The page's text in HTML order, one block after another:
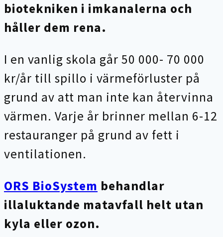
biotekniken i imkanalerna och
håller dem rena.
I en vanlig skola går 50 000- 70 000
kr/år till spillo i värmeförluster på
grund av att man inte kan återvinna
värmen. Varje år brinner mellan 6-12
restauranger på grund av fett i
ventilationen.
ORS BioSystem behandlar
illaluktande matavfall helt utan
kyla eller ozon.